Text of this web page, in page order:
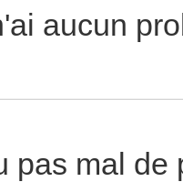
aucun
pas mal de